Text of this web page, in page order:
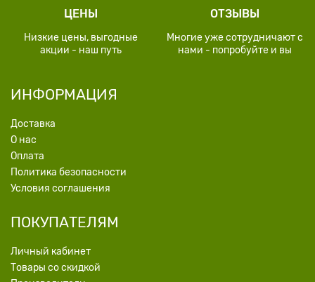
ЦЕНЫ
Низкие цены, выгодные
акции - наш путь
ОТЗЫВЫ
Многие уже сотрудничают с
нами - попробуйте и вы
ИНФОРМАЦИЯ
Доставка
О нас
Оплата
Политика безопасности
Условия соглашения
ПОКУПАТЕЛЯМ
Личный кабинет
Товары со скидкой